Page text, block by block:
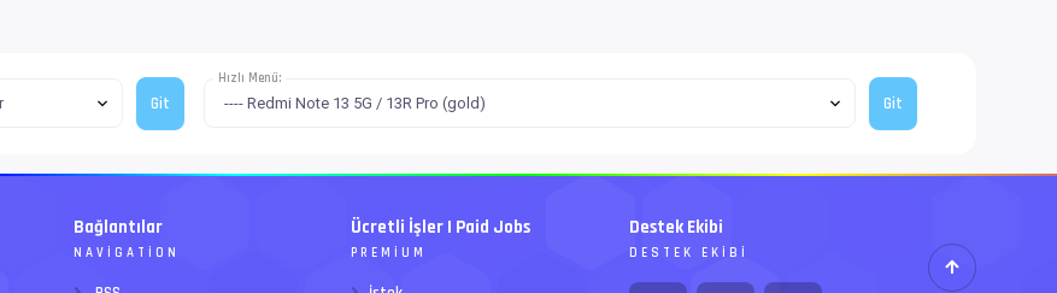
Hızlı Menü:
Bağlantılar
NAVIGATION
Ücretli İşler | Paid Jobs
PREMIUM
Destek Ekibi
DESTEK EKIBI